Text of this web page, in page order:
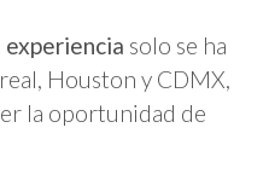
experiencia solo se ha
Houston y CDMX,
la oportunidad de